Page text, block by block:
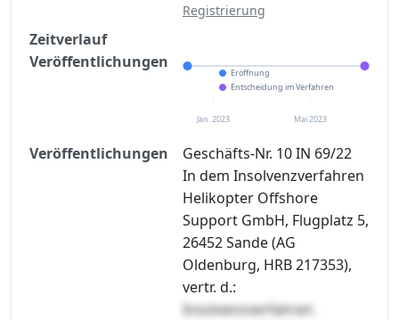
Registrierung
Zeitverlauf
Veröffentlichungen
Eröffnung
Entscheidung im Verfahren
Jan. 2023 Mai 2023
Veröffentlichungen
Geschäfts-Nr. 10 IN 69/22
In dem Insolvenzverfahren
Helikopter Offshore
Support GmbH, Flugplatz 5,
26452 Sande (AG
Oldenburg, HRB 217353),
vertr. d.:
Insolvenzverfahren